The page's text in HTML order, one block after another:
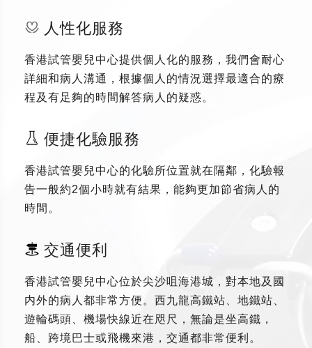
人性化服務
香港試管嬰兒中心提供個人化的服務，我們會耐心
詳細和病人溝通，根據個人的情況選擇最適合的療
程及有足夠的時間解答病人的疑惑。
便捷化驗服務
香港試管嬰兒中心的化驗所位置就在隔鄰，化驗報
告一般約2個小時就有結果，能夠更加節省病人的
時間。
交通便利
香港試管嬰兒中心位於尖沙咀海港城，對本地及國
内外的病人都非常方便。西九龍高鐵站、地鐵站、
遊輪碼頭、機場快線近在咫尺，無論是坐高鐵，
船、跨境巴士或飛機來港，交通都非常便利。